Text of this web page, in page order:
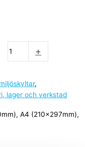
+
,
lager och verkstad
A4 (210x297mm),